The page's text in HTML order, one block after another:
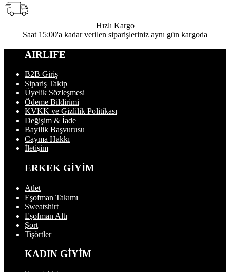
Hızlı Kargo
Saat 15:00'a kadar verilen siparişleriniz aynı gün kargoda
AIRLIFE
B2B Giriş
Sipariş Takip
Üyelik Sözleşmesi
Ödeme Bildirimi
KVKK ve Gizlilik Politikası
Değişim & İade
Bayilik Başvurusu
Cayma Hakkı
İletişim
ERKEK GİYİM
Atlet
Eşofman Takımı
Sweatshirt
Eşofman Altı
Şort
Tişörtler
KADIN GİYİM